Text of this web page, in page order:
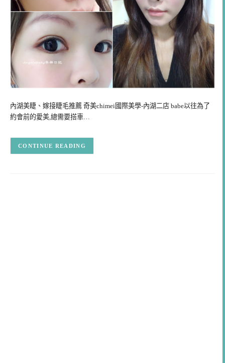
內湖美睫、嫁接睫毛推薦 奇美chimei國際美學-內湖二店 babe以往為了
約會前的愛美,總需要搭車…
CONTINUE READING